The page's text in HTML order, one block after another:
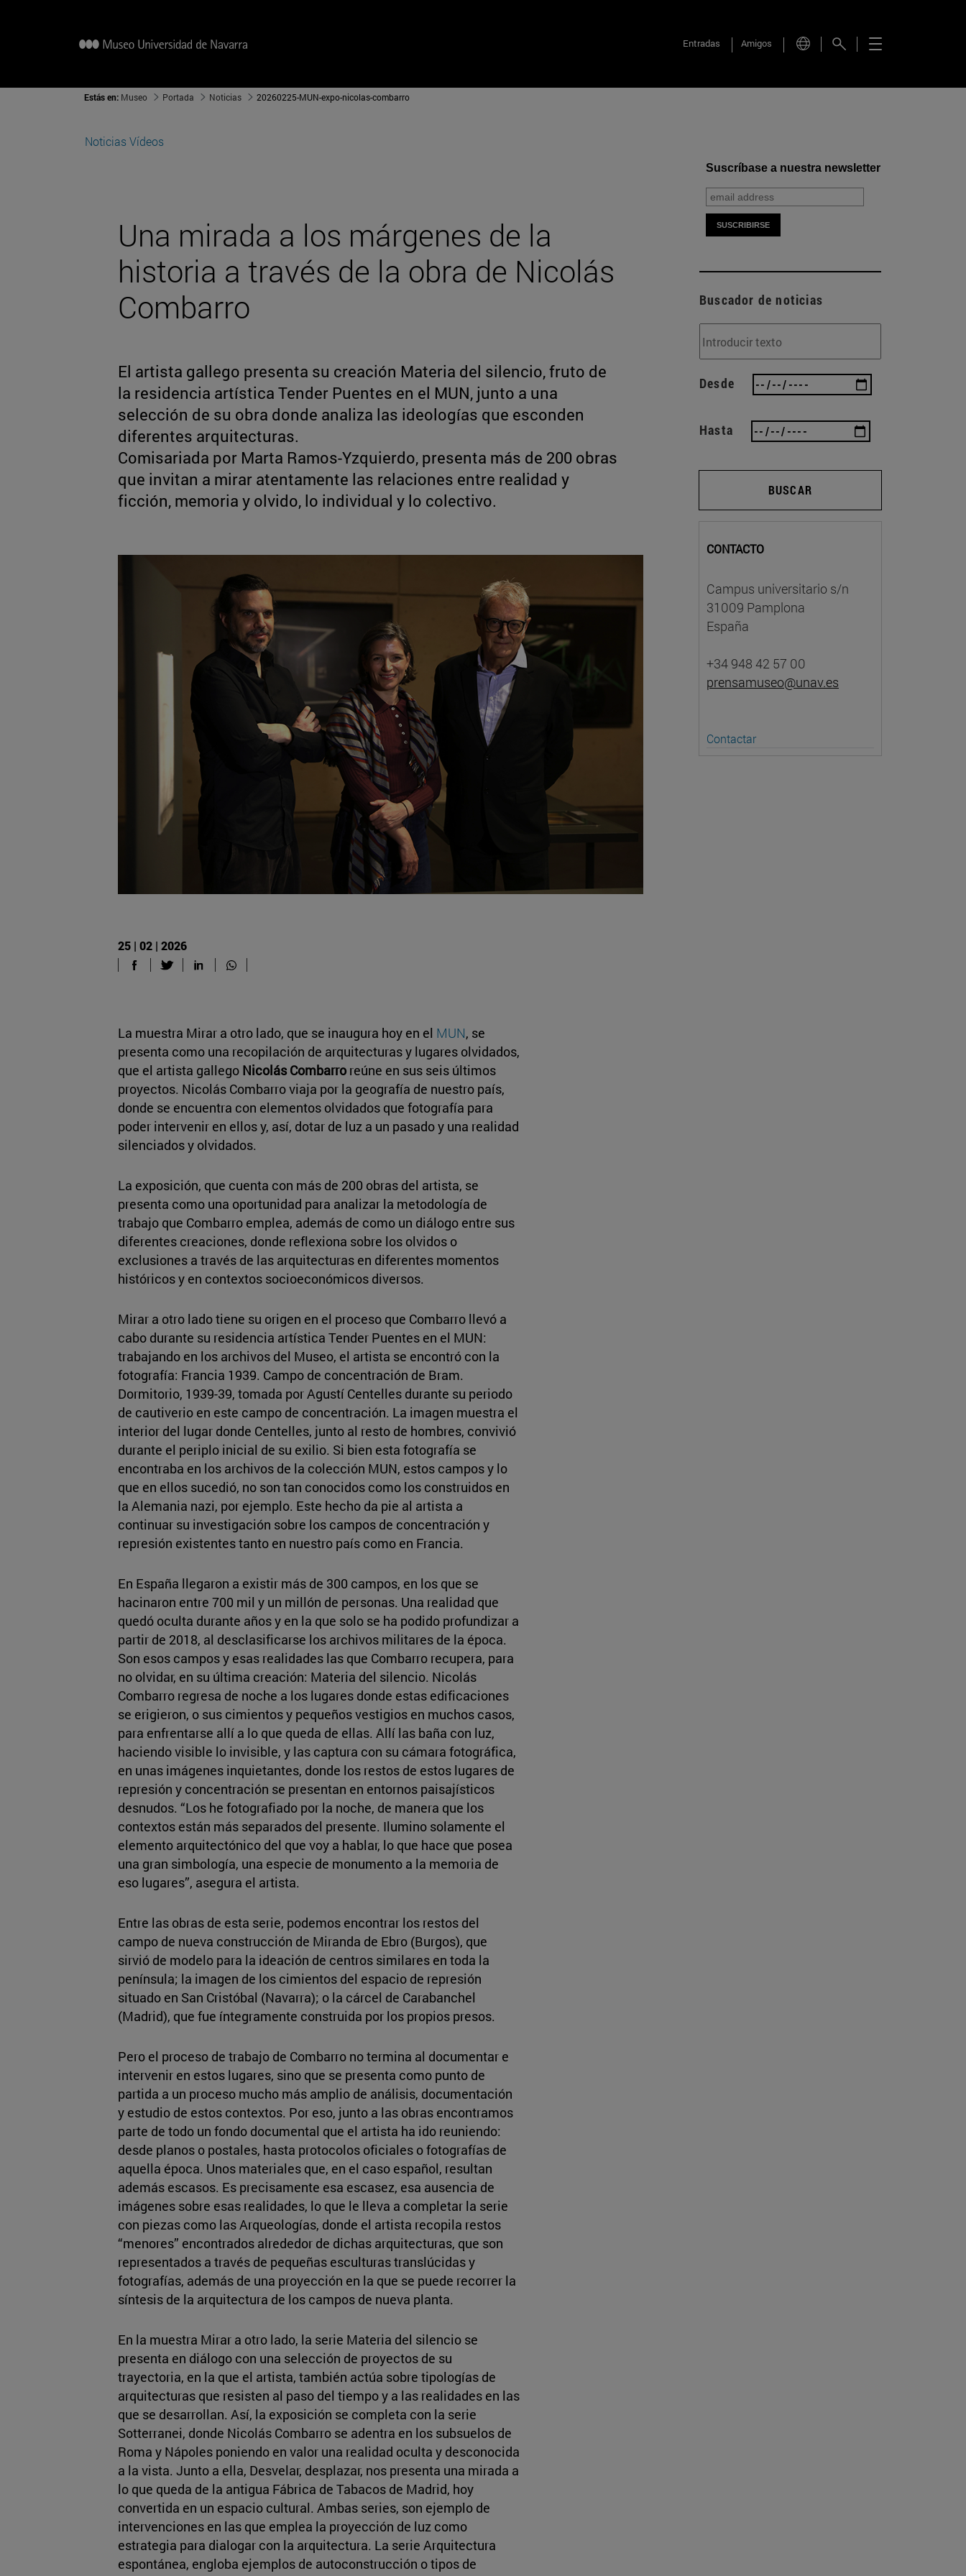
Entradas Amigos
Estás en: Museo Portada Noticias 20260225-MUN-expo-nicolas-combarro
Noticias Vídeos
Una mirada a los márgenes de la
historia a través de la obra de Nicolás
Combarro
El artista gallego presenta su creación Materia del silencio, fruto de
la residencia artística Tender Puentes en el MUN, junto a una
selección de su obra donde analiza las ideologías que esconden
diferentes arquitecturas.
Comisariada por Marta Ramos-Yzquierdo, presenta más de 200 obras
que invitan a mirar atentamente las relaciones entre realidad y
ficción, memoria y olvido, lo individual y lo colectivo.
25 | 02 | 2026
La muestra Mirar a otro lado, que se inaugura hoy en el MUN, se
presenta como una recopilación de arquitecturas y lugares olvidados,
que el artista gallego Nicolás Combarro reúne en sus seis últimos
proyectos. Nicolás Combarro viaja por la geografía de nuestro país,
donde se encuentra con elementos olvidados que fotografía para
poder intervenir en ellos y, así, dotar de luz a un pasado y una realidad
silenciados y olvidados.
La exposición, que cuenta con más de 200 obras del artista, se
presenta como una oportunidad para analizar la metodología de
trabajo que Combarro emplea, además de como un diálogo entre sus
diferentes creaciones, donde reflexiona sobre los olvidos o
exclusiones a través de las arquitecturas en diferentes momentos
históricos y en contextos socioeconómicos diversos.
Mirar a otro lado tiene su origen en el proceso que Combarro llevó a
cabo durante su residencia artística Tender Puentes en el MUN:
trabajando en los archivos del Museo, el artista se encontró con la
fotografía: Francia 1939. Campo de concentración de Bram.
Dormitorio, 1939-39, tomada por Agustí Centelles durante su periodo
de cautiverio en este campo de concentración. La imagen muestra el
interior del lugar donde Centelles, junto al resto de hombres, convivió
durante el periplo inicial de su exilio. Si bien esta fotografía se
encontraba en los archivos de la colección MUN, estos campos y lo
que en ellos sucedió, no son tan conocidos como los construidos en
la Alemania nazi, por ejemplo. Este hecho da pie al artista a
continuar su investigación sobre los campos de concentración y
represión existentes tanto en nuestro país como en Francia.
En España llegaron a existir más de 300 campos, en los que se
hacinaron entre 700 mil y un millón de personas. Una realidad que
quedó oculta durante años y en la que solo se ha podido profundizar a
partir de 2018, al desclasificarse los archivos militares de la época.
Son esos campos y esas realidades las que Combarro recupera, para
no olvidar, en su última creación: Materia del silencio. Nicolás
Combarro regresa de noche a los lugares donde estas edificaciones
se erigieron, o sus cimientos y pequeños vestigios en muchos casos,
para enfrentarse allí a lo que queda de ellas. Allí las baña con luz,
haciendo visible lo invisible, y las captura con su cámara fotográfica,
en unas imágenes inquietantes, donde los restos de estos lugares de
represión y concentración se presentan en entornos paisajísticos
desnudos. “Los he fotografiado por la noche, de manera que los
contextos están más separados del presente. Ilumino solamente el
elemento arquitectónico del que voy a hablar, lo que hace que posea
una gran simbología, una especie de monumento a la memoria de
eso lugares”, asegura el artista.
Entre las obras de esta serie, podemos encontrar los restos del
campo de nueva construcción de Miranda de Ebro (Burgos), que
sirvió de modelo para la ideación de centros similares en toda la
península; la imagen de los cimientos del espacio de represión
situado en San Cristóbal (Navarra); o la cárcel de Carabanchel
(Madrid), que fue íntegramente construida por los propios presos.
Pero el proceso de trabajo de Combarro no termina al documentar e
intervenir en estos lugares, sino que se presenta como punto de
partida a un proceso mucho más amplio de análisis, documentación
y estudio de estos contextos. Por eso, junto a las obras encontramos
parte de todo un fondo documental que el artista ha ido reuniendo:
desde planos o postales, hasta protocolos oficiales o fotografías de
aquella época. Unos materiales que, en el caso español, resultan
además escasos. Es precisamente esa escasez, esa ausencia de
imágenes sobre esas realidades, lo que le lleva a completar la serie
con piezas como las Arqueologías, donde el artista recopila restos
“menores” encontrados alrededor de dichas arquitecturas, que son
representados a través de pequeñas esculturas translúcidas y
fotografías, además de una proyección en la que se puede recorrer la
síntesis de la arquitectura de los campos de nueva planta.
En la muestra Mirar a otro lado, la serie Materia del silencio se
presenta en diálogo con una selección de proyectos de su
trayectoria, en la que el artista, también actúa sobre tipologías de
arquitecturas que resisten al paso del tiempo y a las realidades en las
que se desarrollan. Así, la exposición se completa con la serie
Sotterranei, donde Nicolás Combarro se adentra en los subsuelos de
Roma y Nápoles poniendo en valor una realidad oculta y desconocida
a la vista. Junto a ella, Desvelar, desplazar, nos presenta una mirada a
lo que queda de la antigua Fábrica de Tabacos de Madrid, hoy
convertida en un espacio cultural. Ambas series, son ejemplo de
intervenciones en las que emplea la proyección de luz como
estrategia para dialogar con la arquitectura. La serie Arquitectura
espontánea, engloba ejemplos de autoconstrucción o tipos de
Suscríbase a nuestra newsletter
Buscador de noticias
Desde
Hasta
BUSCAR
CONTACTO
Campus universitario s/n
31009 Pamplona
España
+34 948 42 57 00
prensamuseo@unav.es
Contactar